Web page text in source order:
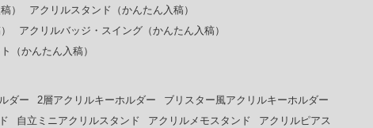
）
アクリルスタンド（かんたん入稿）
アクリルバッジ・スイング（かんたん入稿）
（かんたん入稿）
ダー 2層アクリルキーホルダー
ブリスター風アクリルキーホルダー
自立ミニアクリルスタンド アクリルメモスタンド
アクリルピアス